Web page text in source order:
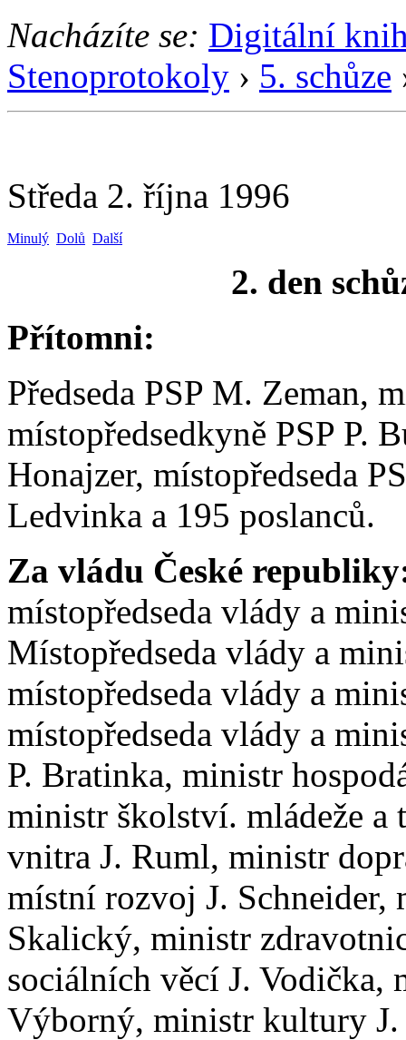
Nacházíte se: Digitální
Stenoprotokoly › 5. schůze
Středa 2. října 1996
Minulý Dolů Další
2. den
Přítomni:
Předseda PSP M. Zeman,
místopředsedkyně PSP P.
Honajzer, místopředseda
Ledvinka a 195 poslanců.
Za vládu České
místopředseda vlády a
Místopředseda vlády a
místopředseda vlády a
místopředseda vlády a
P. Bratinka, ministr
ministr školství. mládeže
vnitra J. Ruml, ministr
místní rozvoj J.
Skalický, ministr
sociálních věcí J.
Výborný, ministr kultury